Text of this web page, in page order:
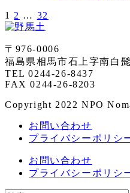
投
の
ペ
送
1 2 … 32
〒976-0006
福島県相馬市石上字南白
TEL 0244-26-8437
FAX 0244-26-8203
Copyright 2022 NPO
お問い合わせ
プライバシーポリシ
お問い合わせ
プライバシーポリシ